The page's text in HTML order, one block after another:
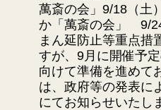
萬斎の会」9/18（土
か「萬斎の会」 9/
まん延防止等重点措
すが、9月に開催予
向けて準備を進めて
は、政府等の発表に
にてお知らせいたし